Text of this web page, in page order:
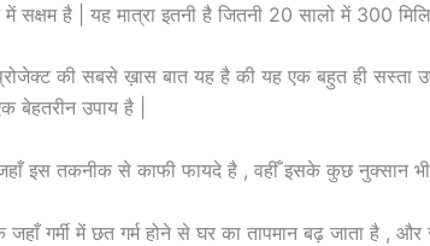
सक्षम है | यह मात्रा इतनी है जितनी 20 सालो में 300
की सबसे ख़ास बात यह है की यह एक बहुत ही सस्ता
बेहतरीन उपाय है |
इस तकनीक से काफी फायदे है , वहीँ इसके कुछ नुक्सान भी
जहाँ गर्मी में छत गर्म होने से घर का तापमान बढ़ जाता है ,